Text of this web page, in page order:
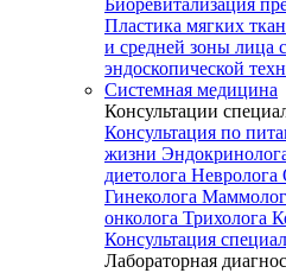
Биоревитализация
Пластика мягких
и средней зоны лица
эндоскопической
Системная медицина
Консультации
Консультация по
жизни
диетолога Невролога
Гинеколога
онколога Трихолога
Консультация
Лабораторная